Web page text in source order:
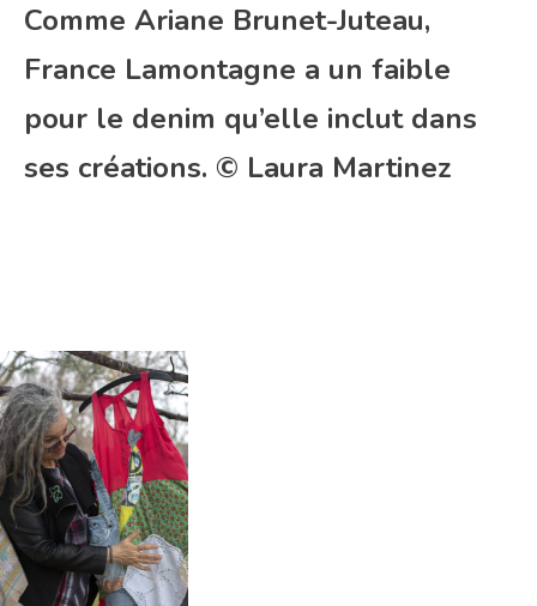
Comme Ariane Brunet-Juteau,
France Lamontagne a un faible
pour le denim qu’elle inclut dans
ses créations. © Laura Martinez